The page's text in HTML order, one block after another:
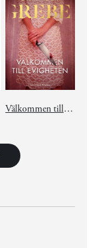
Välkommen till Evigheten